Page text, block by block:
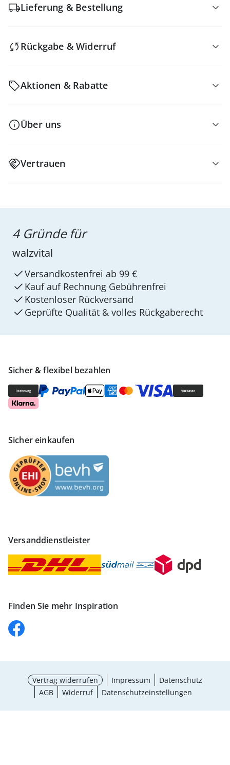
Lieferung & Bestellung
Rückgabe & Widerruf
Aktionen & Rabatte
Über uns
Vertrauen
Sicher & flexibel bezahlen
Sicher einkaufen
Versanddienstleister
Finden Sie mehr Inspiration
4 Gründe für
walzvital
Versandkostenfrei ab 99 €
Kauf auf Rechnung Gebührenfrei
Kostenloser Rückversand
Geprüfte Qualität & volles Rückgaberecht
Vertrag widerrufen Impressum
Datenschutz
AGB
Widerruf Datenschutzeinstellungen